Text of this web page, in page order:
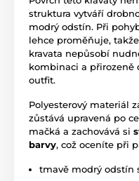
struktura vytváří
modrý odstín. Při
lehce proměňuje,
kravata nepůsobí
kombinaci a
outfit.
Polyesterový materiál
zůstává upravená po
mačká a zachovává si
barvy, což oceníte při
tmavě modrý odstín